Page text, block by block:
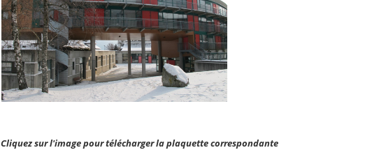
Cliquez sur l'image pour télécharger la plaquette correspondante